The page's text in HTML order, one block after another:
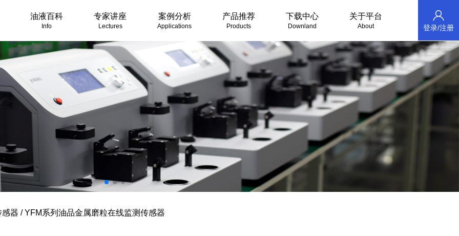
油液百科
Info
专家讲座
Lectures
案例分析
Applications
产品推荐
Products
下载中心
Downland
关于平台
About 登录/注册
感器 / YFM系列油品金属磨粒在线监测传感器